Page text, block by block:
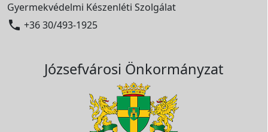
Gyermekvédelmi Készenléti Szolgálat
 +36 30/493-1925
Józsefvárosi Önkormányzat